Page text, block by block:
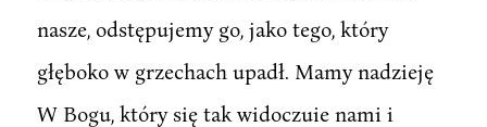
nasze, odstępujemy go, jako tego, który
głęboko w grzechach upadł. Mamy nadzieję
W Bogu, który się tak widoczuie nami i